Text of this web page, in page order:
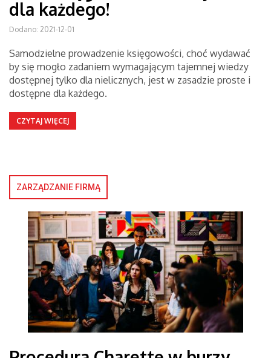
dla każdego!
Dodano: 2021-12-01
Samodzielne prowadzenie księgowości, choć wydawać
by się mogło zadaniem wymagającym tajemnej wiedzy
dostępnej tylko dla nielicznych, jest w zasadzie proste i
dostępne dla każdego.
CZYTAJ WIĘCEJ
ZARZĄDZANIE FIRMĄ